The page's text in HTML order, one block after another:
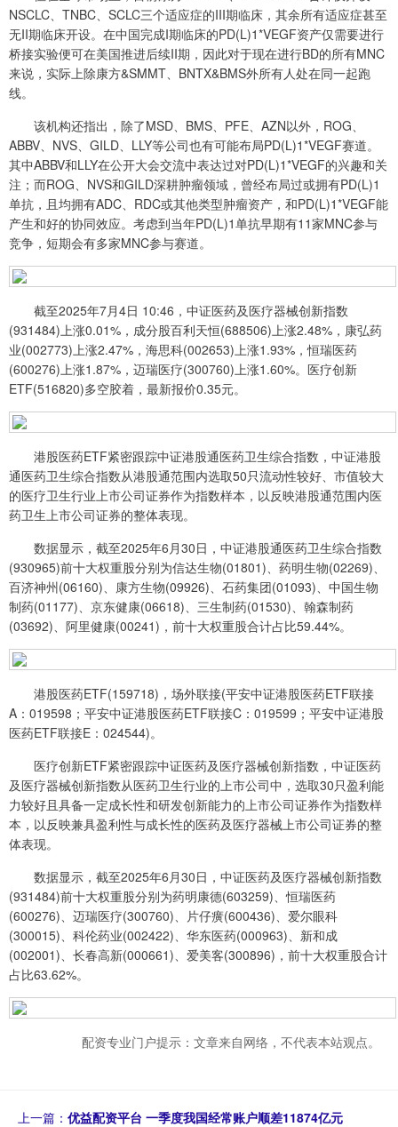
NSCLC、TNBC、SCLC三个适应症的III期临床，其余所有适应症甚至
无II期临床开设。在中国完成I期临床的PD(L)1*VEGF资产仅需要进行
桥接实验便可在美国推进后续II期，因此对于现在进行BD的所有MNC
来说，实际上除康方&SMMT、BNTX&BMS外所有人处在同一起跑
线。
该机构还指出，除了MSD、BMS、PFE、AZN以外，ROG、
ABBV、NVS、GILD、LLY等公司也有可能布局PD(L)1*VEGF赛道。
其中ABBV和LLY在公开大会交流中表达过对PD(L)1*VEGF的兴趣和关
注；而ROG、NVS和GILD深耕肿瘤领域，曾经布局过或拥有PD(L)1
单抗，且均拥有ADC、RDC或其他类型肿瘤资产，和PD(L)1*VEGF能
产生和好的协同效应。考虑到当年PD(L)1单抗早期有11家MNC参与
竞争，短期会有多家MNC参与赛道。
截至2025年7月4日 10:46，中证医药及医疗器械创新指数
(931484)上涨0.01%，成分股百利天恒(688506)上涨2.48%，康弘药
业(002773)上涨2.47%，海思科(002653)上涨1.93%，恒瑞医药
(600276)上涨1.87%，迈瑞医疗(300760)上涨1.60%。医疗创新
ETF(516820)多空胶着，最新报价0.35元。
港股医药ETF紧密跟踪中证港股通医药卫生综合指数，中证港股
通医药卫生综合指数从港股通范围内选取50只流动性较好、市值较大
的医疗卫生行业上市公司证券作为指数样本，以反映港股通范围内医
药卫生上市公司证券的整体表现。
数据显示，截至2025年6月30日，中证港股通医药卫生综合指数
(930965)前十大权重股分别为信达生物(01801)、药明生物(02269)、
百济神州(06160)、康方生物(09926)、石药集团(01093)、中国生物
制药(01177)、京东健康(06618)、三生制药(01530)、翰森制药
(03692)、阿里健康(00241)，前十大权重股合计占比59.44%。
港股医药ETF(159718)，场外联接(平安中证港股医药ETF联接
A：019598；平安中证港股医药ETF联接C：019599；平安中证港股
医药ETF联接E：024544)。
医疗创新ETF紧密跟踪中证医药及医疗器械创新指数，中证医药
及医疗器械创新指数从医药卫生行业的上市公司中，选取30只盈利能
力较好且具备一定成长性和研发创新能力的上市公司证券作为指数样
本，以反映兼具盈利性与成长性的医药及医疗器械上市公司证券的整
体表现。
数据显示，截至2025年6月30日，中证医药及医疗器械创新指数
(931484)前十大权重股分别为药明康德(603259)、恒瑞医药
(600276)、迈瑞医疗(300760)、片仔癀(600436)、爱尔眼科
(300015)、科伦药业(002422)、华东医药(000963)、新和成
(002001)、长春高新(000661)、爱美客(300896)，前十大权重股合计
占比63.62%。
配资专业门户提示：文章来自网络，不代表本站观点。
上一篇： 优益配资平台 一季度我国经常账户顺差11874亿元